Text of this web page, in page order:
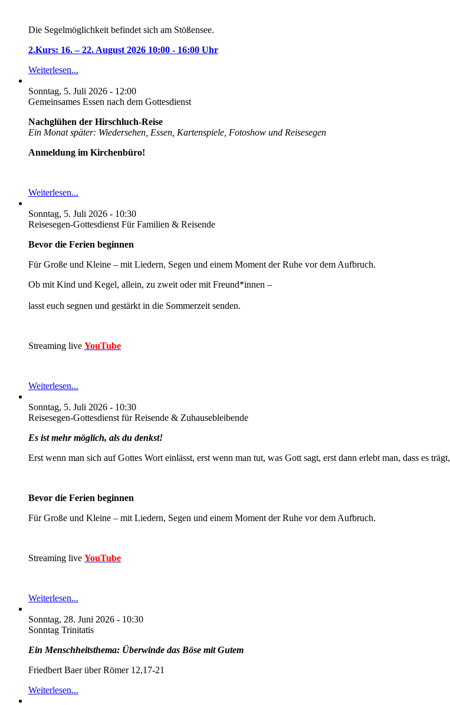
Die Segelmöglichkeit befindet sich am Stößensee.
2.Kurs: 16. – 22. August 2026 10:00 - 16:00 Uhr
Weiterlesen...
Sonntag, 5. Juli 2026 - 12:00
Gemeinsames Essen nach dem Gottesdienst
Nachglühen der Hirschluch-Reise
Ein Monat später: Wiedersehen, Essen, Kartenspiele, Fotoshow und Reisesegen
Anmeldung im Kirchenbüro!
Weiterlesen...
Sonntag, 5. Juli 2026 - 10:30
Reisesegen-Gottesdienst Für Familien & Reisende
Bevor die Ferien beginnen
Für Große und Kleine – mit Liedern, Segen und einem Moment der Ruhe vor dem Aufbruch.
Ob mit Kind und Kegel, allein, zu zweit oder mit Freund*innen –
lasst euch segnen und gestärkt in die Sommerzeit senden.
Streaming live YouTube
Weiterlesen...
Sonntag, 5. Juli 2026 - 10:30
Reisesegen-Gottesdienst für Reisende & Zuhausebleibende
Es ist mehr möglich, als du denkst!
Erst wenn man sich auf Gottes Wort einlässt, erst wenn man tut, was Gott sagt, erst dann erlebt man, dass es trägt,
Bevor die Ferien beginnen
Für Große und Kleine – mit Liedern, Segen und einem Moment der Ruhe vor dem Aufbruch.
Streaming live YouTube
Weiterlesen...
Sonntag, 28. Juni 2026 - 10:30
Sonntag Trinitatis
Ein Menschheitsthema: Überwinde das Böse mit Gutem
Friedbert Baer über Römer 12,17-21
Weiterlesen...